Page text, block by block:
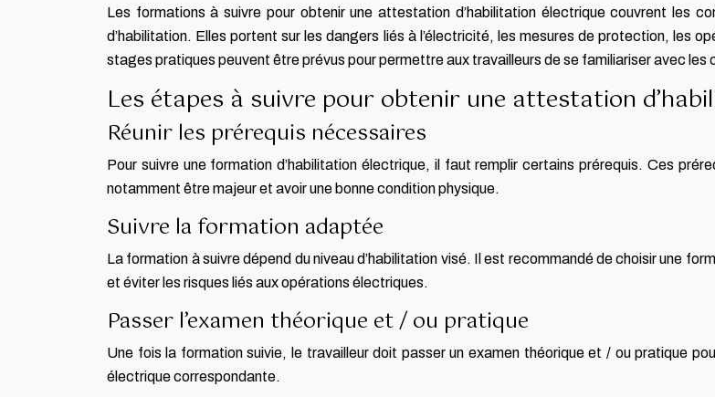
Les formations à suivre pour obtenir une attestation d’habilitation électrique couvrent les
d’habilitation. Elles portent sur les dangers liés à l’électricité, les mesures de protection, les
stages pratiques peuvent être prévus pour permettre aux travailleurs de se familiariser avec les
Les étapes à suivre pour obtenir une attestation
Réunir les prérequis nécessaires
Pour suivre une formation d’habilitation électrique, il faut remplir certains prérequis. Ces
notamment être majeur et avoir une bonne condition physique.
Suivre la formation adaptée
La formation à suivre dépend du niveau d’habilitation visé. Il est recommandé de choisir une
et éviter les risques liés aux opérations électriques.
Passer l’examen théorique et / ou pratique
Une fois la formation suivie, le travailleur doit passer un examen théorique et / ou pratique
électrique correspondante.